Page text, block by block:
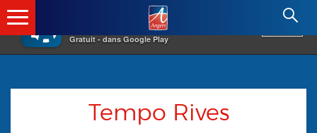
×
Gratuit - dans Google Play
Angers.fr : Retour à l'accueil
Tempo Rives